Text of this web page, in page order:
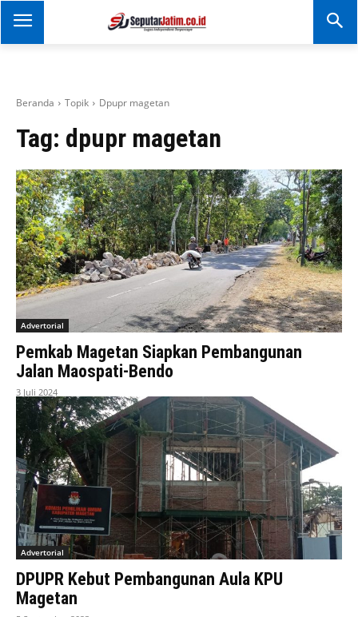
SEPUTAR JATIM
Portal Informasi Dan
Beranda Topik Dpupr magetan
Tag: dpupr magetan
Advertorial
Pemkab Magetan Siapkan Pembangunan
Jalan Maospati-Bendo
3 Juli 2024
Advertorial
DPUPR Kebut Pembangunan Aula KPU
Magetan